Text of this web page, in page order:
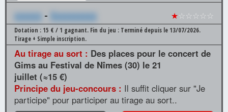
xxxxxx - Xxxxxxxxxx ★☆☆☆☆☆
Dotation : 15 € / 1 gagnant. Fin du jeu : Terminé depuis le 13/07/2026.
Tirage + Simple inscription.
Au tirage au sort : Des places pour le concert de
Gims au Festival de Nîmes (30) le 21
juillet (≈15 €)
Principe du jeu-concours : Il suffit cliquer sur "Je
participe" pour participer au tirage au sort..